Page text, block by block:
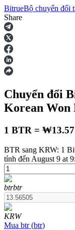
Hợp đồng tương lai
USDT Futures
BitrueBộ chuyển đổi
Share
Chuyển đổi
Korean Won
1 BTR =
BTR sang KRW: 1
tính đến August 9 at
btrbtr
KRW
Mua btr(btr)